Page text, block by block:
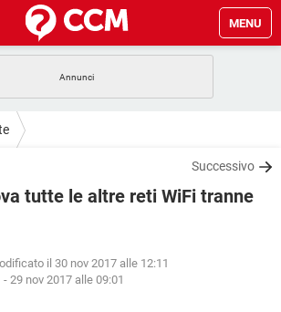
MENU
WHATSAPP
FACEBOOK
GAMING
WINDOWS 10
ANDROID
Successivo
tutte le altre reti WiFi tranne
il 30 nov 2017 alle 12:11
-29 nov 2017 alle 09:01